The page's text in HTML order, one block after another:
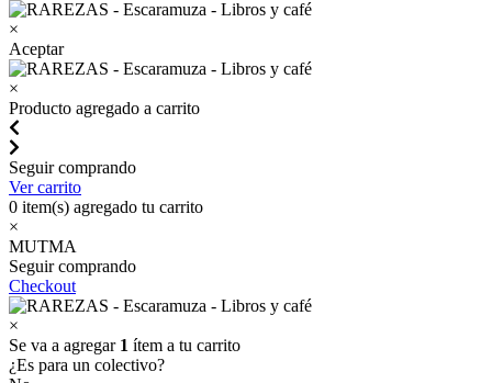
×
Aceptar
×
Producto agregado a carrito
Seguir comprando
Ver carrito
0 item(s) agregado tu carrito
×
MUTMA
Seguir comprando
Checkout
×
Se va a agregar 1 ítem a tu carrito
¿Es para un colectivo?